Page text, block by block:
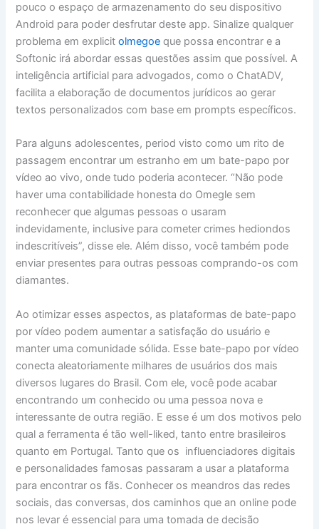
pouco o espaço de armazenamento do seu dispositivo
Android para poder desfrutar deste app. Sinalize qualquer
problema em explicitolmegoe que possa encontrar e a
Softonic irá abordar essas questões assim que possível. A
inteligência artificial para advogados, como o ChatADV,
facilita a elaboração de documentos jurídicos ao gerar
textos personalizados com base em prompts específicos.
Para alguns adolescentes, period visto como um rito de
passagem encontrar um estranho em um bate-papo por
vídeo ao vivo, onde tudo poderia acontecer. “Não pode
haver uma contabilidade honesta do Omegle sem
reconhecer que algumas pessoas o usaram
indevidamente, inclusive para cometer crimes hediondos
indescritíveis”, disse ele. Além disso, você também pode
enviar presentes para outras pessoas comprando-os com
diamantes.
Ao otimizar esses aspectos, as plataformas de bate-papo
por vídeo podem aumentar a satisfação do usuário e
manter uma comunidade sólida. Esse bate-papo por vídeo
conecta aleatoriamente milhares de usuários dos mais
diversos lugares do Brasil. Com ele, você pode acabar
encontrando um conhecido ou uma pessoa nova e
interessante de outra região. E esse é um dos motivos pelo
qual a ferramenta é tão well-liked, tanto entre brasileiros
quanto em Portugal. Tanto que os influenciadores digitais
e personalidades famosas passaram a usar a plataforma
para encontrar os fãs. Conhecer os meandros das redes
sociais, das conversas, dos caminhos que an online pode
nos levar é essencial para uma tomada de decisão